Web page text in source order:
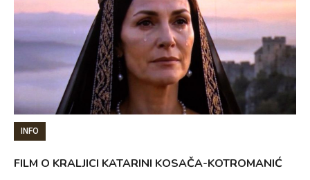
INFO
FILM O KRALJICI KATARINI KOSAČA-KOTROMANIĆ